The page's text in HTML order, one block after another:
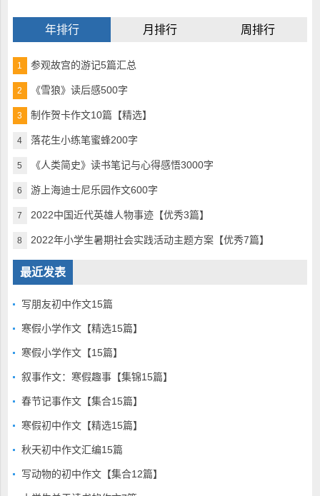
年排行 月排行 周排行
1 参观故宫的游记5篇汇总
2 《雪狼》读后感500字
3 制作贺卡作文10篇【精选】
4 落花生小练笔蜜蜂200字
5 《人类简史》读书笔记与心得感悟3000字
6 游上海迪士尼乐园作文600字
7 2022中国近代英雄人物事迹【优秀3篇】
8 2022年小学生暑期社会实践活动主题方案【优秀7篇】
最近发表
写朋友初中作文15篇
寒假小学作文【精选15篇】
寒假小学作文【15篇】
叙事作文：寒假趣事【集锦15篇】
春节记事作文【集合15篇】
寒假初中作文【精选15篇】
秋天初中作文汇编15篇
写动物的初中作文【集合12篇】